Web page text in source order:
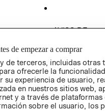
AVISO DE
GIFT CARD
AVISO DE
de empezar a comprar
de terceros, incluidas otras
ofrecerle la
su experiencia de usuario,
en nuestros sitios web,
y a través de plataformas
sobre el usuario, los